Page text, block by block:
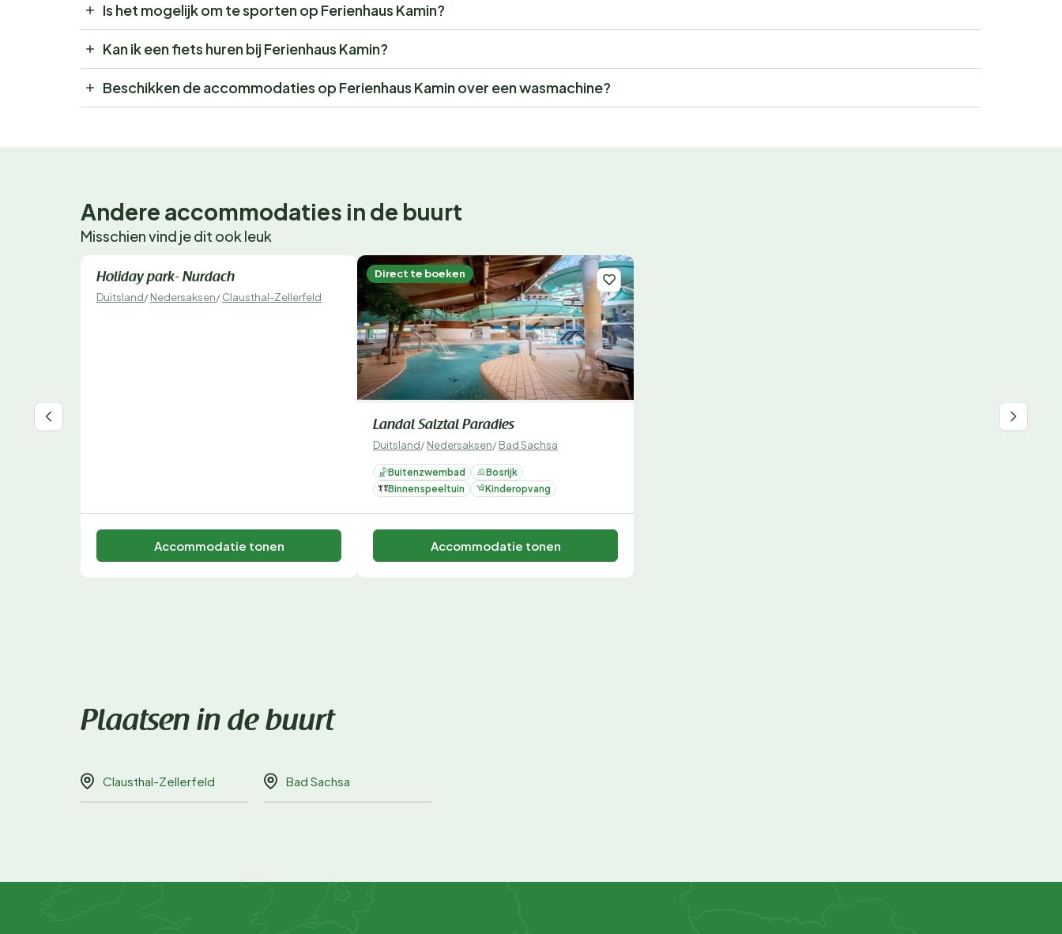
Is het mogelijk om te sporten op Ferienhaus Kamin?
Kan ik een fiets huren bij Ferienhaus Kamin?
Beschikken de accommodaties op Ferienhaus Kamin over een wasmachine?
Andere accommodaties in de buurt
Misschien vind je dit ook leuk
Direct te boeken
Holiday park- Nurdach
Duitsland/Nedersaksen/Clausthal-Zellerfeld
Accommodatie tonen
Direct te boeken
Landal Salztal Paradies
Duitsland/Nedersaksen/Bad Sachsa
Buitenzwembad
Bosrijk
Binnenspeeltuin
Kinderopvang
Accommodatie tonen
Plaatsen in de buurt
Clausthal-Zellerfeld Bad Sachsa